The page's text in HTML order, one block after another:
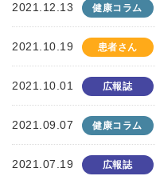
2021.12.13 健康コラム
2021.10.19 患者さん
2021.10.01 広報誌
2021.09.07 健康コラム
2021.07.19 広報誌